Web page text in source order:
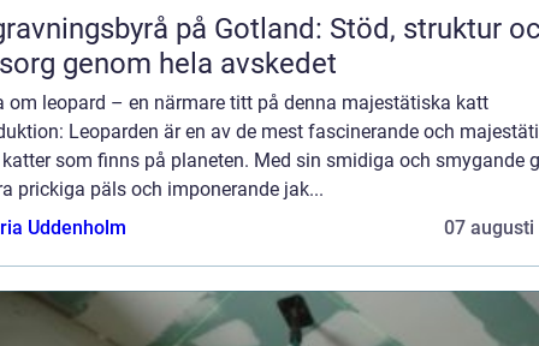
på Gotland: Stöd, struktur
genom hela avskedet
om leopard – en närmare titt på denna majestätiska katt
Leoparden är en av de mest fascinerande och
som finns på planeten. Med sin smidiga och smygande
prickiga päls och imponerande jak...
Uddenholm
07 augusti